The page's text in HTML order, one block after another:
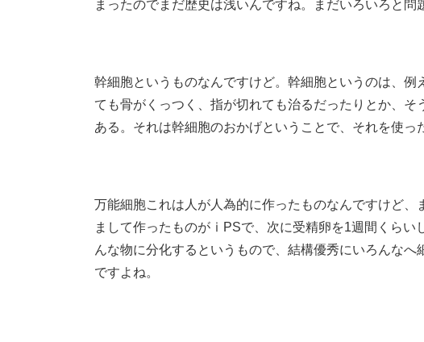
まったのでまだ歴史は浅いんですね。まだいろいろと問
幹細胞というものなんですけど。幹細胞というのは、
ても骨がくっつく、指が切れても治るだったりとか、
ある。それは幹細胞のおかげということで、それを使っ
万能細胞これは人が人為的に作ったものなんですけど
まして作ったものがⅰPSで、次に受精卵を1週間くらい
んな物に分化するというもので、結構優秀にいろんな
ですよね。